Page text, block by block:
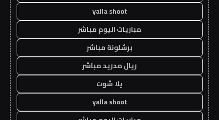
yalla shoot
مباريات اليوم مباشر
برشلونة مباشر
ريال مدريد مباشر
يلا شوت
yalla shoot